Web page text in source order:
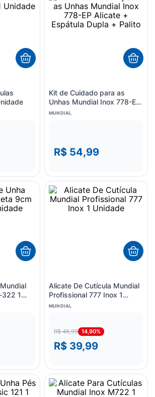
Kit de Cuidado para as
Unhas Mundial Inox 778-EP
Alicate + Espátula Dupla +
MUNDIAL
R$ 54,99
322 1
Alicate De Cutícula Mundial
Profissional 777 Inox 1
Unidade
MUNDIAL
R$ 46,99 14,90%
R$ 39,99
º
esmalte
lenço umedecido